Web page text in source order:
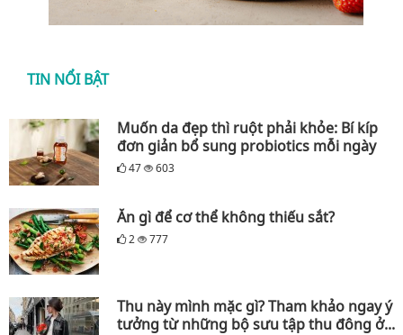
TIN NỔI BẬT
Muốn da đẹp thì ruột phải khỏe: Bí kíp
đơn giản bổ sung probiotics mỗi ngày
47 603
Ăn gì để cơ thể không thiếu sắt?
2 777
Thu này mình mặc gì? Tham khảo ngay ý
tưởng từ những bộ sưu tập thu đông ở...